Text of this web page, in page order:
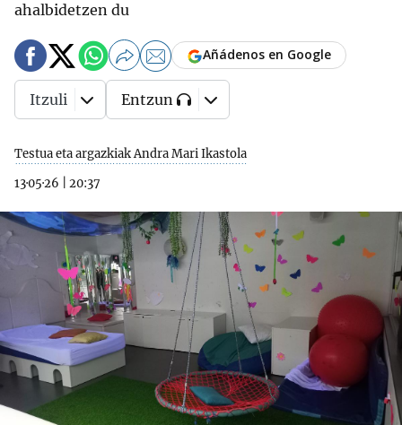
ahalbidetzen du
Testua eta argazkiak Andra Mari Ikastola
13·05·26
20:37
Añádenos en Google
Itzuli Entzun